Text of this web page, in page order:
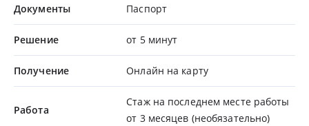
Документы Паспорт
Решение от 5 минут
Получение Онлайн на карту
Работа
Стаж на последнем месте работы
от 3 месяцев (необязательно)